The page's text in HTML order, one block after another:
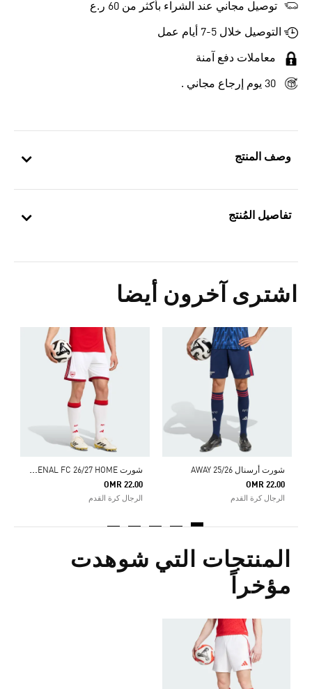
وصف المنتج
تفاصيل المُنتج
اشترى آخرون أيضا
شورت أرسنال 25/26 AWAY
OMR 22.00
الرجال كرة القدم
ش
ورت ARSENAL FC 26/27 HOME
OMR 22.00
الرجال كرة القدم
المنتجات التي شوهدت
مؤخراً
توصيل مجاني عند الشراء بأكثر من 60 ر.ع
التوصيل خلال 5-7 أيام عمل
معاملات دفع آمنة